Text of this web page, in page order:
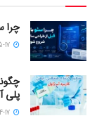
چرا
پلی